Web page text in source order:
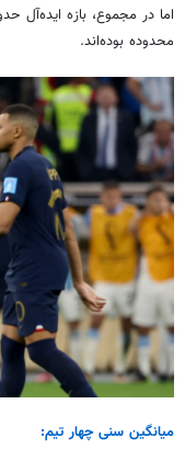
محدوده بوده‌اند.
میانگین سنی چهار تیم: